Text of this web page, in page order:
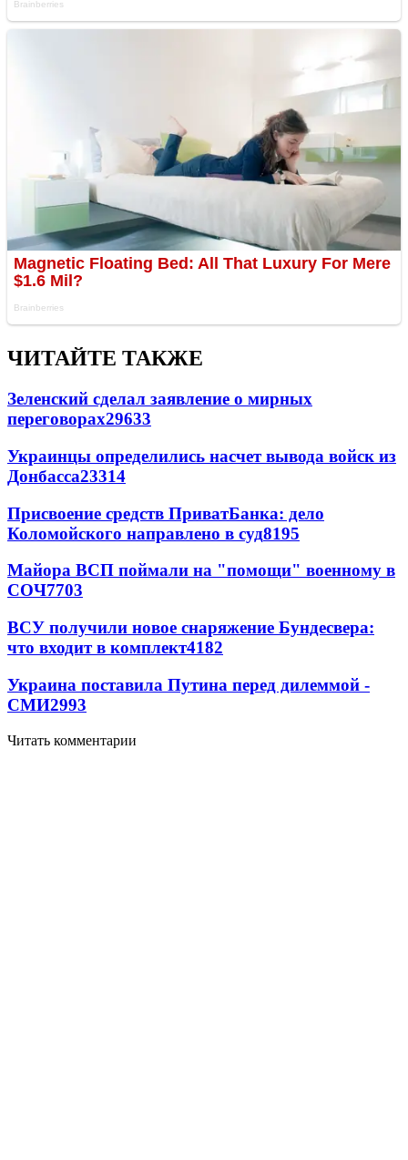
ЧИТАЙТЕ ТАКЖЕ
Зеленский сделал заявление о мирных
переговорах29633
Украинцы определились насчет вывода войск из
Донбасса23314
Присвоение средств ПриватБанка: дело
Коломойского направлено в суд8195
Майора ВСП поймали на "помощи" военному в
СОЧ7703
ВСУ получили новое снаряжение Бундесвера:
что входит в комплект4182
Украина поставила Путина перед дилеммой -
СМИ2993
Читать комментарии